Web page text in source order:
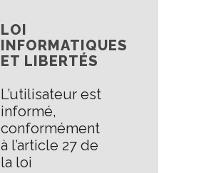
LOI
INFORMATIQUES
ET LIBERTÉS
L’utilisateur est
informé,
conformément
à l’article 27 de
la loi